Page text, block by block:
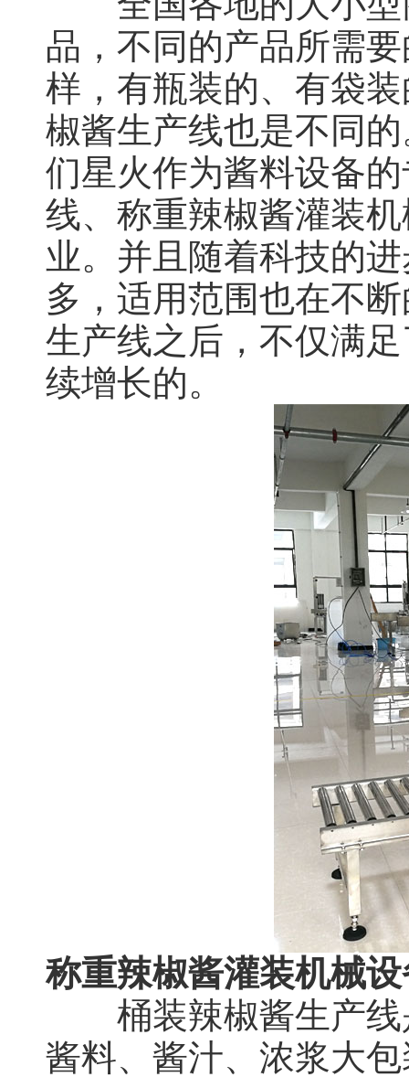
品，不同的产品所需
样，有瓶装的、有袋
椒酱生产线也是不同
们星火作为酱料设备
线、称重辣椒酱灌装
业。并且随着科技的
多，适用范围也在不
生产线之后，不仅满
续增长的。
称重辣椒酱灌装机械
桶装辣椒酱生产线
酱料、酱汁、浓浆大